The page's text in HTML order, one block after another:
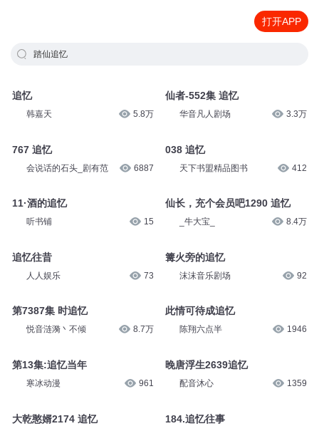
打开APP
踏仙追忆
追忆
韩嘉天 5.8万
767 追忆
会说话的石头_剧有范 6887
11·酒的追忆
听书铺 15
追忆往昔
人人娱乐 73
第7387集 时追忆
悦音涟漪丶不倾 8.7万
第13集:追忆当年
寒冰动漫 961
大乾憨婿2174 追忆
仙者-552集 追忆
华音凡人剧场 3.3万
038 追忆
天下书盟精品图书 412
仙长，充个会员吧1290 追忆
_牛大宝_ 8.4万
篝火旁的追忆
沫沫音乐剧场 92
此情可待成追忆
陈翔六点半 1946
晚唐浮生2639追忆
配音沐心 1359
184.追忆往事